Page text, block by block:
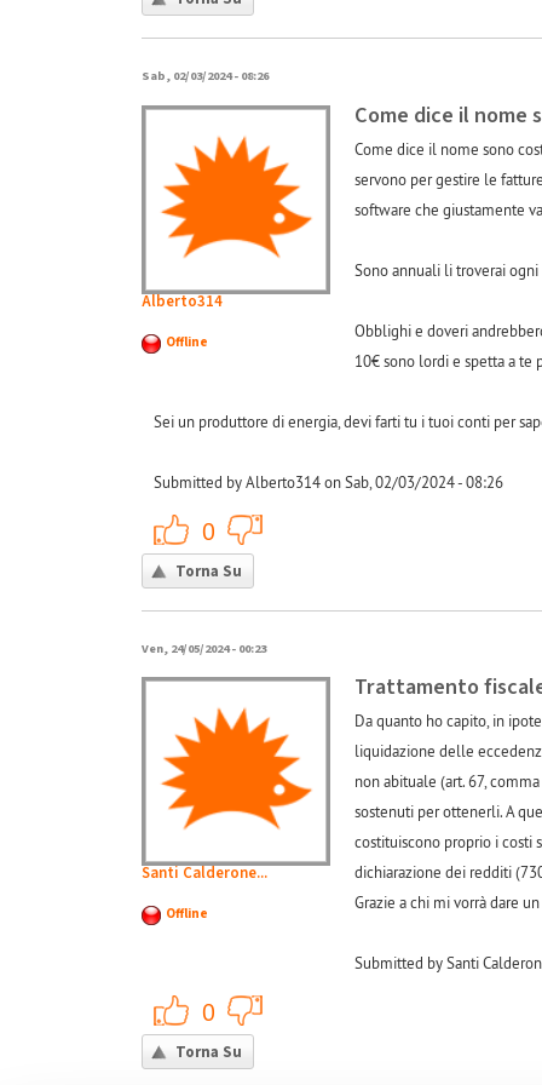
Sab, 02/03/2024 - 08:26
Alberto314
Offline
Come dice il nome
Come dice il nome sono
servono per gestire le
software che giustamente
Sono annuali li troverai ogni
Obblighi e doveri
10€ sono lordi e spetta a te
Sei un produttore di energia, devi farti tu i tuoi conti per
Submitted by Alberto314 on Sab, 02/03/2024 - 08:26
0
Torna Su
Ven, 24/05/2024 - 00:23
Santi Calderone...
Offline
Trattamento
Da quanto ho capito, in
liquidazione delle
non abituale (art. 67,
sostenuti per ottenerli. A
costituiscono proprio i costi
dichiarazione dei redditi
Grazie a chi mi vorrà dare
Submitted by Santi
0
Torna Su